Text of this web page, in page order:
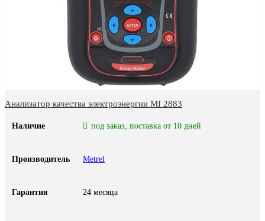
Анализатор качества электроэнергии MI 2883
Наличие под заказ, поставка от 10 дней
Производитель Metrel
Гарантия 24 месяца